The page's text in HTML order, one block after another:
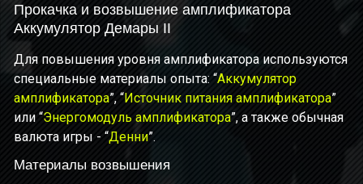
Прокачка и возвышение амплификатора
Аккумулятор Демары II
Для повышения уровня амплификатора используются
специальные материалы опыта: “Аккумулятор
амплификатора”, “Источник питания амплификатора”
или “Энергомодуль амплификатора”, а также обычная
валюта игры - “Денни”.
Материалы возвышения